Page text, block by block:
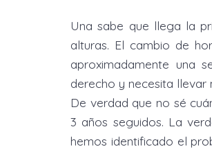
Una sabe que llega la
alturas. El cambio de
aproximadamente una
derecho y necesita llevar
De verdad que no sé
3 años seguidos. La
hemos identificado el